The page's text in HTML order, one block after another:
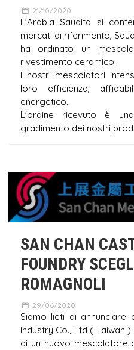
21/10/2020
L'Arabia Saudita si
mercati di riferimento,
ha ordinato un
rivestimento ceramico.
I nostri mescolatori
loro efficienza,
energetico.
L'ordine ricevuto è
gradimento dei nostri
SAN CHAN
FOUNDRY
ROMAGNOLI
29/06/2020
Siamo lieti di annunciare
Industry Co., Ltd ( Taiwan
di un nuovo mescolatore